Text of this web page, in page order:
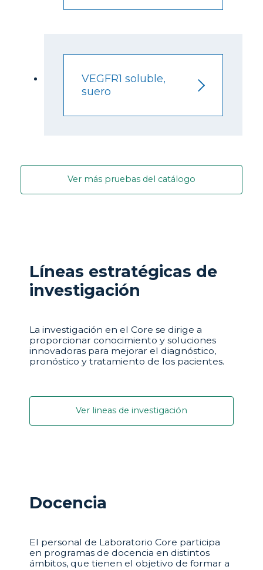
VEGFR1 soluble,
suero
Ver más pruebas del catálogo
Líneas estratégicas de
investigación
La investigación en el Core se dirige a
proporcionar conocimiento y soluciones
innovadoras para mejorar el diagnóstico,
pronóstico y tratamiento de los pacientes.
Ver lineas de investigación
Docencia
El personal de Laboratorio Core participa
en programas de docencia en distintos
ámbitos, que tienen el objetivo de formar a